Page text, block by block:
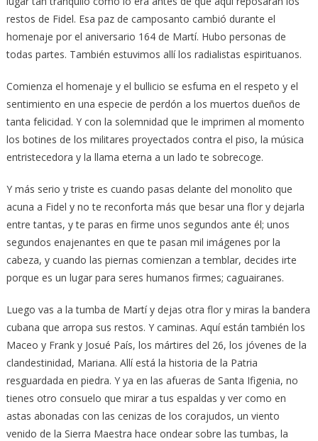
restos de Fidel. Esa paz de camposanto cambió durante el
homenaje por el aniversario 164 de Martí. Hubo personas de
todas partes. También estuvimos allí los radialistas espirituanos.
Comienza el homenaje y el bullicio se esfuma en el respeto y el
sentimiento en una especie de perdón a los muertos dueños de
tanta felicidad. Y con la solemnidad que le imprimen al momento
los botines de los militares proyectados contra el piso, la música
entristecedora y la llama eterna a un lado te sobrecoge.
Y más serio y triste es cuando pasas delante del monolito que
acuna a Fidel y no te reconforta más que besar una flor y dejarla
entre tantas, y te paras en firme unos segundos ante él; unos
segundos enajenantes en que te pasan mil imágenes por la
cabeza, y cuando las piernas comienzan a temblar, decides irte
porque es un lugar para seres humanos firmes; caguairanes.
Luego vas a la tumba de Martí y dejas otra flor y miras la bandera
cubana que arropa sus restos. Y caminas. Aquí están también los
Maceo y Frank y Josué País, los mártires del 26, los jóvenes de la
clandestinidad, Mariana. Allí está la historia de la Patria
resguardada en piedra. Y ya en las afueras de Santa Ifigenia, no
tienes otro consuelo que mirar a tus espaldas y ver como en
astas abonadas con las cenizas de los corajudos, un viento
venido de la Sierra Maestra hace ondear sobre las tumbas, la